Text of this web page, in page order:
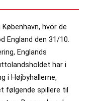
hvor de
England den 31/10.
Englands
har i
i Højbyhallerne,
følgende spillere til